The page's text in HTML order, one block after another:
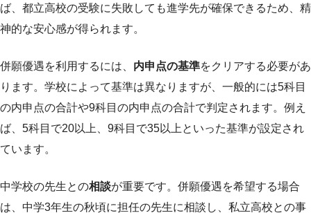
ば、都立高校の受験に失敗しても進学先が確保できるため、精
神的な安心感が得られます。
併願優遇を利用するには、 内申点の基準をクリアする必要があ
ります。学校によって基準は異なりますが、一般的には5科目
の内申点の合計や9科目の内申点の合計で判定されます。例え
ば、5科目で20以上、9科目で35以上といった基準が設定され
ています。
中学校の先生との相談が重要です。併願優遇を希望する場合
は、中学3年生の秋頃に担任の先生に相談し、私立高校との事